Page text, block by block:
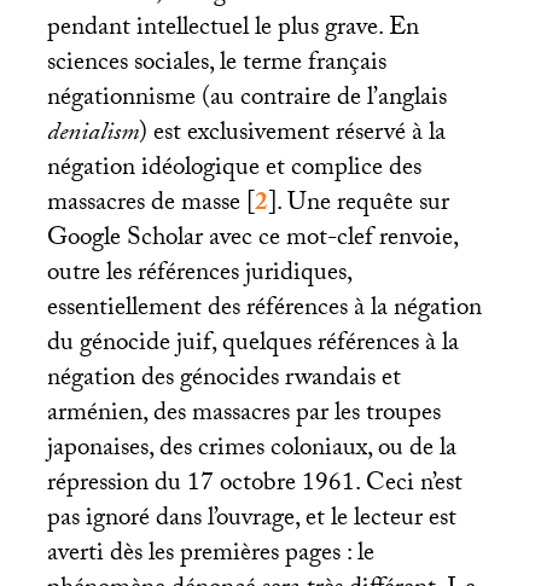
pendant intellectuel le plus grave. En
sciences sociales, le terme français
négationnisme (au contraire de l’anglais
denialism) est exclusivement réservé à la
négation idéologique et complice des
massacres de masse[2]. Une requête sur
Google Scholar avec ce mot-clef renvoie,
outre les références juridiques,
essentiellement des références à la négation
du génocide juif, quelques références à la
négation des génocides rwandais et
arménien, des massacres par les troupes
japonaises, des crimes coloniaux, ou de la
répression du 17 octobre 1961. Ceci n’est
pas ignoré dans l’ouvrage, et le lecteur est
averti dès les premières pages : le